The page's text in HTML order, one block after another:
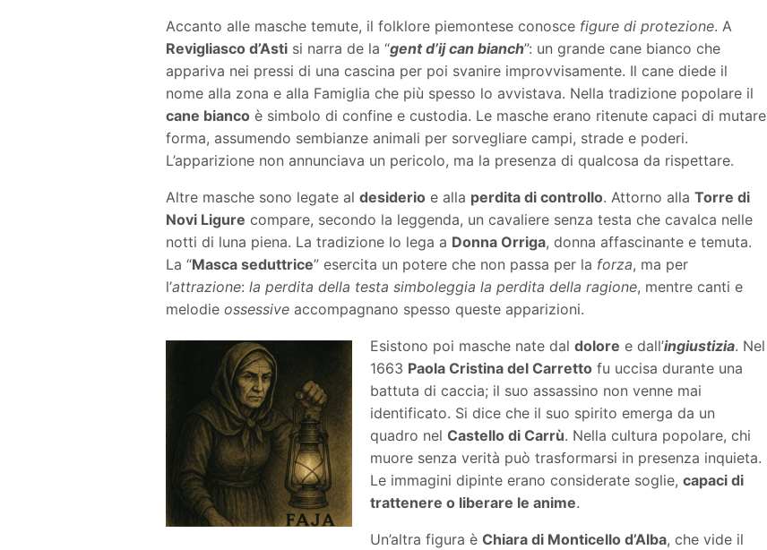
Accanto alle masche temute, il folklore piemontese conosce figure di protezione. A
Revigliasco d’Asti si narra de la “gent d’ij can bianch”: un grande cane bianco che
appariva nei pressi di una cascina per poi svanire improvvisamente. Il cane diede il
nome alla zona e alla Famiglia che più spesso lo avvistava. Nella tradizione popolare il
cane bianco è simbolo di confine e custodia. Le masche erano ritenute capaci di mutare
forma, assumendo sembianze animali per sorvegliare campi, strade e poderi.
L’apparizione non annunciava un pericolo, ma la presenza di qualcosa da rispettare.
Altre masche sono legate aldesiderio e alla perdita di controllo. Attorno allaTorre di
Novi Ligure compare, secondo la leggenda, un cavaliere senza testa che cavalca nelle
notti di luna piena. La tradizione lo lega a Donna Orriga, donna affascinante e temuta.
La “Masca seduttrice” esercita un potere che non passa per la forza, ma per
l’attrazione:la perdita della testa simboleggia la perdita della ragione, mentre canti e
melodieossessive accompagnano spesso queste apparizioni.
Esistono poi masche nate daldolore e dall’ingiustizia. Nel
1663 Paola Cristina del Carretto fu uccisa durante una
battuta di caccia; il suo assassino non venne mai
identificato. Si dice che il suo spirito emerga da un
quadro nelCastello di Carrù. Nella cultura popolare, chi
muore senza verità può trasformarsi in presenza inquieta.
Le immagini dipinte erano considerate soglie,capaci di
trattenere o liberare le anime.
Un’altra figura èChiara di Monticello d’Alba, che vide il